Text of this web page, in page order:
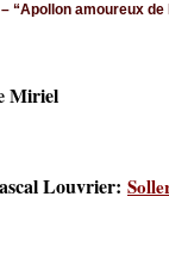
“Apollon amoureux
Miriel
Louvrier: